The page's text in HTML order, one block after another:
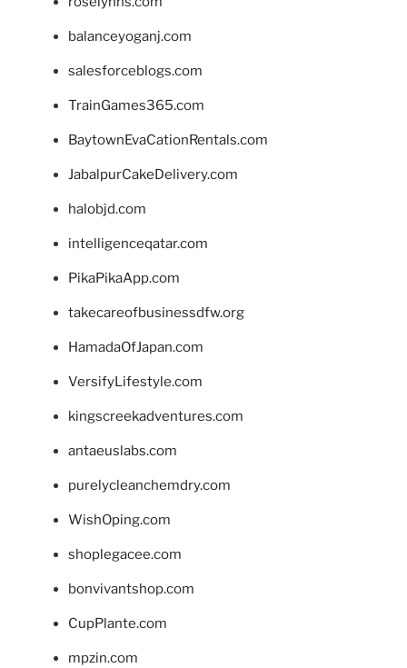
balanceyoganj.com
salesforceblogs.com
TrainGames365.com
BaytownEvaCationRentals.com
JabalpurCakeDelivery.com
halobjd.com
intelligenceqatar.com
PikaPikaApp.com
takecareofbusinessdfw.org
HamadaOfJapan.com
VersifyLifestyle.com
kingscreekadventures.com
antaeuslabs.com
purelycleanchemdry.com
WishOping.com
shoplegacee.com
bonvivantshop.com
CupPlante.com
mpzin.com